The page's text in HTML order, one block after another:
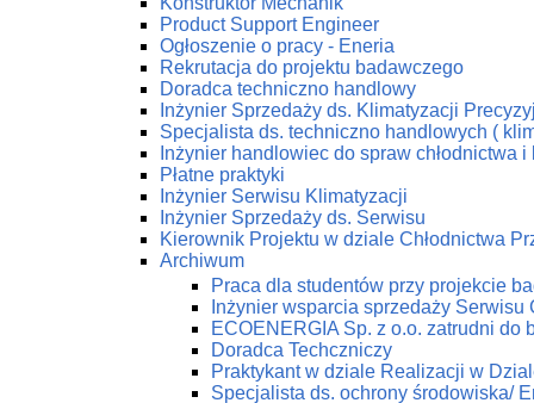
Product Support Engineer
Ogłoszenie o pracy - Eneria
Rekrutacja do projektu badawczego
Doradca techniczno handlowy
Inżynier Sprzedaży ds. Klimatyzacji
Specjalista ds. techniczno handlowych (
Inżynier handlowiec do spraw chłodnictwa
Płatne praktyki
Inżynier Serwisu Klimatyzacji
Inżynier Sprzedaży ds. Serwisu
Kierownik Projektu w dziale Chłodnictwa
Archiwum
Praca dla studentów przy projekcie
Inżynier wsparcia sprzedaży Serwisu
ECOENERGIA Sp. z o.o. zatrudni do
Doradca Techczniczy
Praktykant w dziale Realizacji w
Specjalista ds. ochrony środowiska/